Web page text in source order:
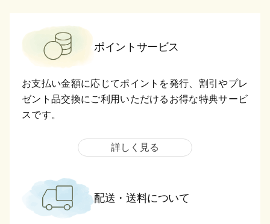
ポイントサービス
お支払い金額に応じてポイントを発行、割引やプレ
ゼント品交換にご利用いただけるお得な特典サービ
スです。
詳しく見る
配送・送料について